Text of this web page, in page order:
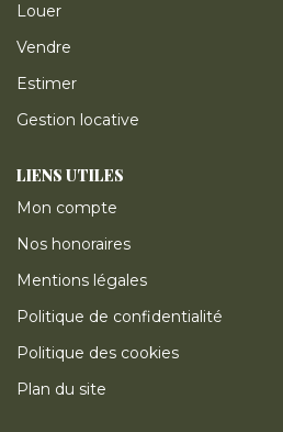
Louer
Vendre
Estimer
Gestion locative
LIENS UTILES
Mon compte
Nos honoraires
Mentions légales
Politique de confidentialité
Politique des cookies
Plan du site